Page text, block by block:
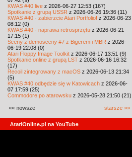
KWAS #40 live z 2026-06-27 12:53 (167)
Spotkanie z grupą USSR z 2026-06-26 19:36 (11)
KWAS #40 - zabierzcie Atari Portfolio! z 2026-06-23
08:12 (0)
KWAS #40 - naprawa retrosprzętu z 2026-06-21
17:15 (1)
Sceny z demosceny #7 z Bigerem i MBR z 2026-
06-19 22:08 (0)
Atari Floppy Image Toolkit z 2026-06-17 13:51 (9)
Spotkanie online z grupą LST z 2026-06-16 16:32
(17)
Recoil zintegrowany z macOS z 2026-06-13 21:34
(5)
KWAS #40 odbędzie się w Katowicach z 2026-06-
07 17:59 (25)
Commodore po atarowsku z 2026-05-28 21:50 (21)
«« nowsze starsze »»
AtariOnline.pl na YouTube